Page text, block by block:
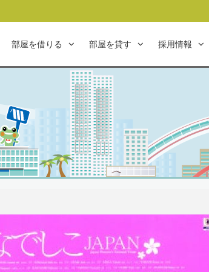
部屋を借りる 部屋を貸す 採用情報